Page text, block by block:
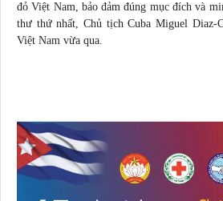
đỏ Việt Nam, bảo đảm đúng mục đích và
thư thứ nhất, Chủ tịch Cuba Miguel Diaz-
Việt Nam vừa qua.